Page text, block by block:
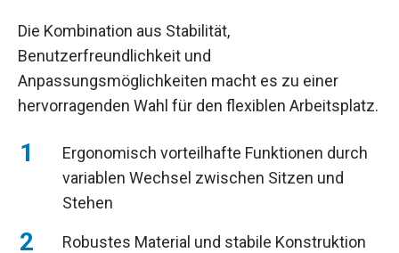
Die Kombination aus Stabilität,
Benutzerfreundlichkeit und
Anpassungsmöglichkeiten macht es zu einer
hervorragenden Wahl für den flexiblen Arbeitsplatz.
Ergonomisch vorteilhafte Funktionen durch
variablen Wechsel zwischen Sitzen und
Stehen
Robustes Material und stabile Konstruktion